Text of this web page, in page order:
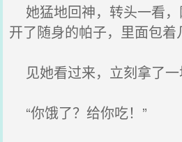
她猛地回神，转头一看
开了随身的帕子，里面包着
见她看过来，立刻拿了一
“你饿了？给你吃！”